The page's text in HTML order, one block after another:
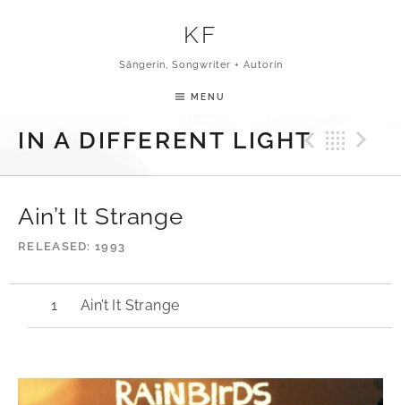
KF
Sängerin, Songwriter + Autorin
MENU
IN A DIFFERENT LIGHT
Ain’t It Strange
RELEASED 1993
Ain’t It Strange